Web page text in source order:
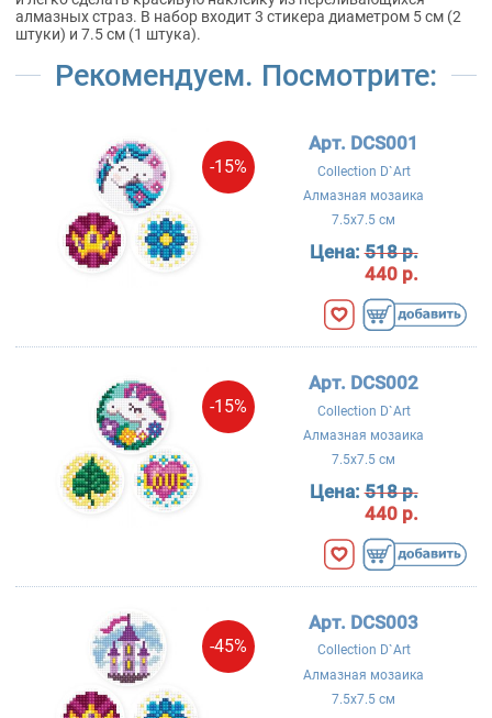
алмазных страз. В набор входит 3 стикера диаметром 5 см (2
штуки) и 7.5 см (1 штука).
Рекомендуем. Посмотрите:
-15%
Арт. DCS001
Collection D`Art
Алмазная мозаика
7.5x7.5 см
Цена:518 р.
440 р.
-15%
Арт. DCS002
Collection D`Art
Алмазная мозаика
7.5x7.5 см
Цена:518 р.
440 р.
-45%
Арт. DCS003
Collection D`Art
Алмазная мозаика
7.5x7.5 см